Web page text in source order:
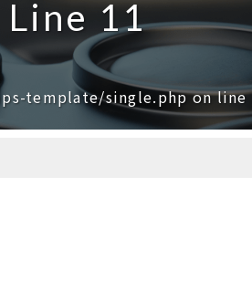
Line11
template/single.phpon line